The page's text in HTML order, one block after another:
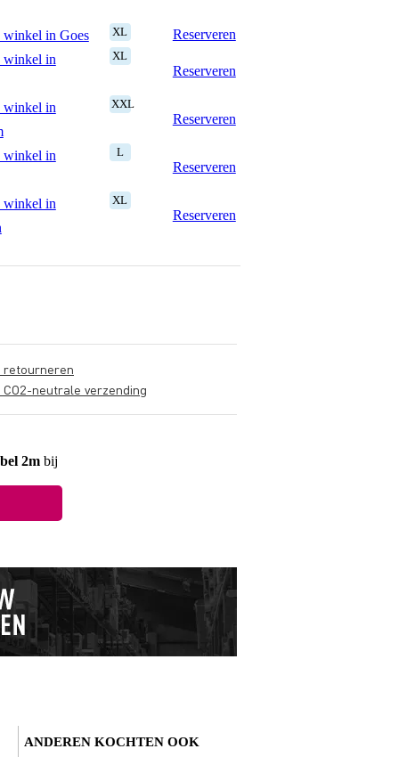
in Goes XL
Reserveren
winkel in
XL
Reserveren
winkel in
XXL
Reserveren
winkel in
L
Reserveren
winkel in
XL
Reserveren
retourneren
CO2-neutrale verzending
2m bij
ANDEREN KOCHTEN OOK